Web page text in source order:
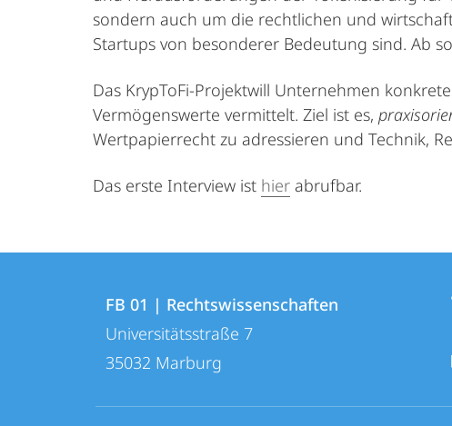
sondern auch um die rechtlichen und
Startups von besonderer Bedeutung sind. Ab
Das KrypToFi-Projektwill Unternehmen
Vermögenswerte vermittelt. Ziel ist es,
Wertpapierrecht zu adressieren und Technik,
Das erste Interview ist hier abrufbar.
Informationen
Kontaktinformationen
FB
01
Rechtswissenschaften
FB 01 | Rechtswissenschaften
Universitätsstraße 7
35032 Marburg